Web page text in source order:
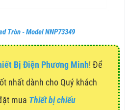
Tròn - Model NNP73349
Bị Điện Phương Minh! Để
nhất dành cho Quý khách
mua Thiết bị chiếu